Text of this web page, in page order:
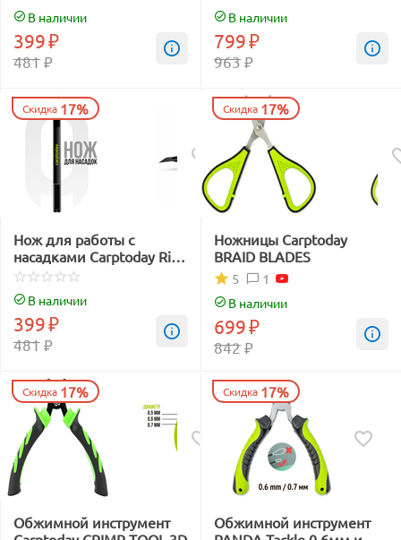
В наличии
481₽
399₽
В наличии
963₽
799₽
Скидка 17%
Нож для работы с
насадками Carptoday Rig
Blade 9 мм
В наличии
481₽
399₽
Скидка 17%
Ножницы Carptoday
BRAID BLADES
1
5
В наличии
842₽
699₽
Скидка 17%
Обжимной инструмент
Скидка 17%
Обжимной инструмент